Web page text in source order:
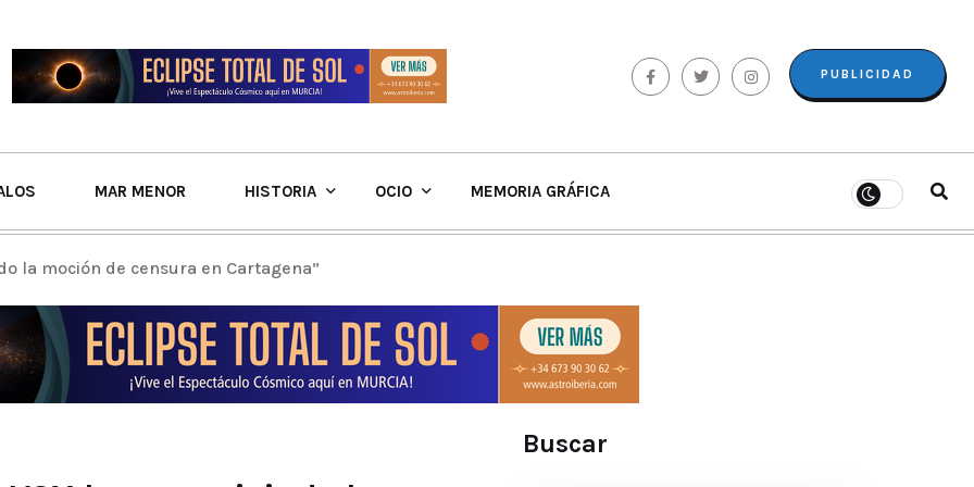
PUBLICIDAD
MAR MENOR HISTORIA OCIO MEMORIA GRÁFICA
la moción de censura en Cartagena”
Buscar